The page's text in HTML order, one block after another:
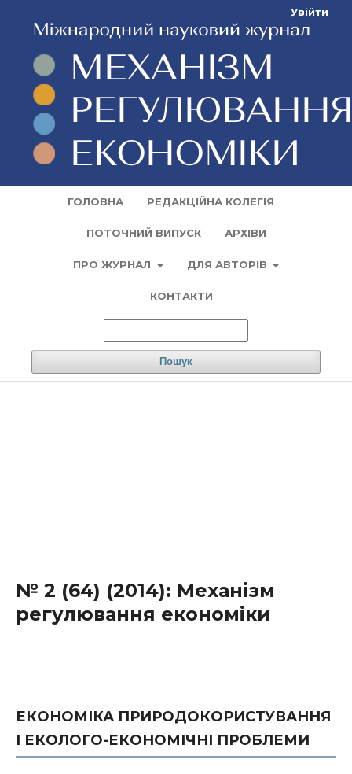
ГОЛОВНА РЕДАКЦІЙНА КОЛЕГІЯ
ПОТОЧНИЙ ВИПУСК АРХІВИ
ПРО ЖУРНАЛ ДЛЯ АВТОРІВ
КОНТАКТИ
Пошук
Увійти
№ 2 (64) (2014): Механiзм
регулювання економiки
ЕКОНОМІКА ПРИРОДОКОРИСТУВАННЯ
І ЕКОЛОГО-ЕКОНОМІЧНІ ПРОБЛЕМИ